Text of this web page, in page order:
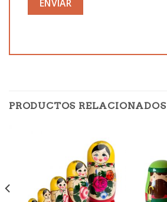
PRODUCTOS RELACIONADOS